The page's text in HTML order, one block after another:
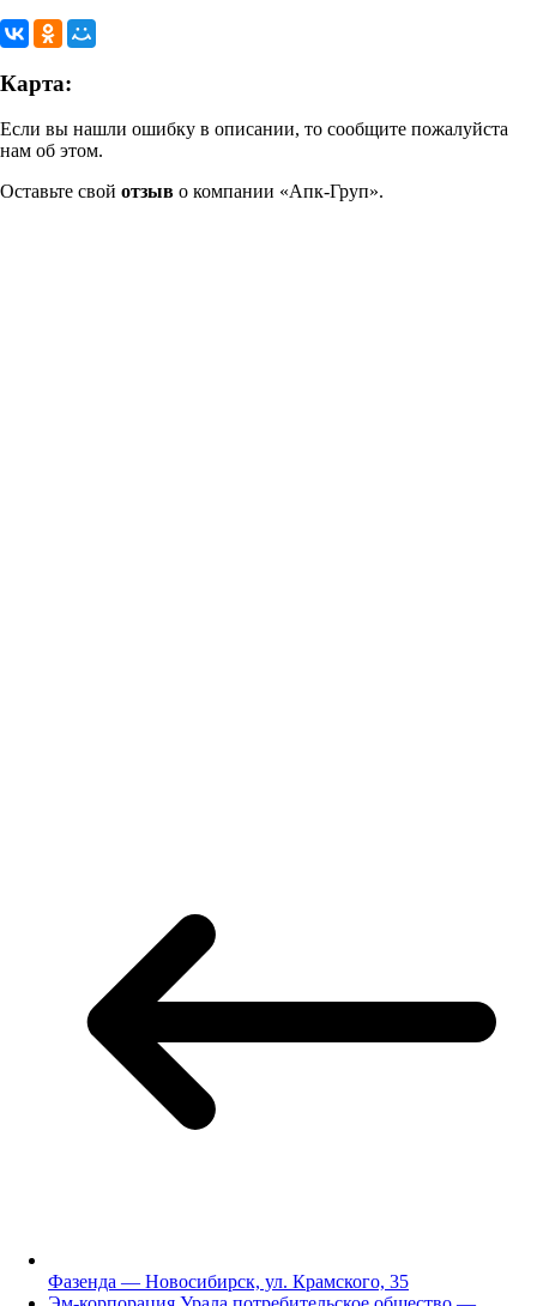
Карта:
Если вы нашли ошибку в описании, то сообщите пожалуйста
нам об этом.
Оставьте свой отзыв о компании «Апк-Груп».
Фазенда — Новосибирск, ул. Крамского, 35